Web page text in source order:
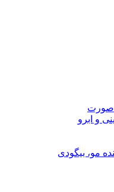
صورت
و ابرو
مو، بیگودی